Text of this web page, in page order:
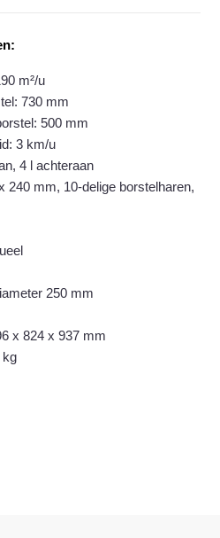
m²/u
730 mm
500 mm
3 km/u
4 l achteraan
240 mm, 10-delige borstelharen,
250 mm
x 824 x 937 mm
kg